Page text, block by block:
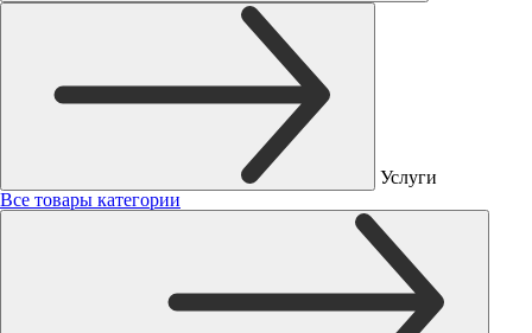
Услуги
Все товары категории